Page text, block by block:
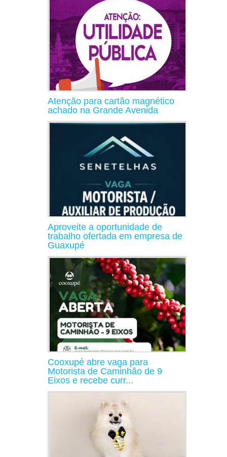
Atenção para cartão magnético
achado na Grande Avenida
Aproveite a oportunidade de
trabalho ofertada em empresa de
Guaxupé
Cooxupé abre vaga para
Motorista de Caminhão de 9
Eixos e recebe curr...